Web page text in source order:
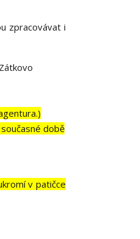
zpracovávat i
době
v patičce